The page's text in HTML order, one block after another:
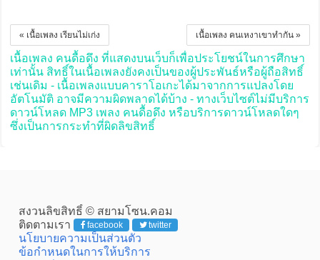
เนื้อเพลง คนเหงาเขาทำกัน »
« เนื้อเพลง เรียนไม่เก่ง
เนื้อเพลง คนดื้อดึง ที่แสดงบนเว็บก็เพื่อประโยชน์ในการศึกษา
เท่านั้น สิทธิ์ในเนื้อเพลงยังคงเป็นของผู้ประพันธ์หรือผู้ถือสิทธิ์
เช่นเดิม - เนื้อเพลงแบบคาราโอเกะได้มาจากการแปลงโดย
อัตโนมัติ อาจมีความผิดพลาดได้บ้าง - ทางเว็บไซต์ไม่มีบริการ
ดาวน์โหลด MP3 เพลง คนดื้อดึง หรือบริการดาวน์โหลดใดๆ
ซึ่งเป็นการกระทำที่ผิดลิขสิทธิ์
สงวนลิขสิทธิ์ © สยามโซน.คอม
ติดตามเรา
facebook twitter
นโยบายความเป็นส่วนตัว
ข้อกำหนดในการให้บริการ